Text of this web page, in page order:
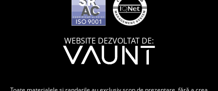
WEBSITE DEZVOLTAT DE: